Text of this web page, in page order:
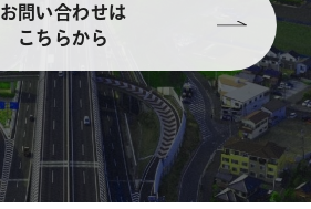
お問い合わせは
こちらから